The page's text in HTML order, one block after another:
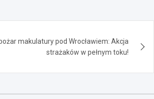
makulatury pod Wrocławiem: Akcja
strażaków w pełnym toku!